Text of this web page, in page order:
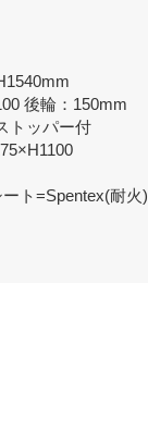
後輪：150mm
トッパー付
ト=Spentex(耐火)